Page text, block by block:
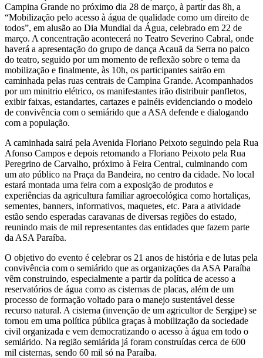
Campina Grande no próximo dia 28 de março, à partir das 8h, a
“Mobilização pelo acesso à água de qualidade como um direito de
todos”, em alusão ao Dia Mundial da Água, celebrado em 22 de
março. A concentração acontecerá no Teatro Severino Cabral, onde
haverá a apresentação do grupo de dança Acauã da Serra no palco
do teatro, seguido por um momento de reflexão sobre o tema da
mobilização e finalmente, às 10h, os participantes sairão em
caminhada pelas ruas centrais de Campina Grande. Acompanhados
por um minitrio elétrico, os manifestantes irão distribuir panfletos,
exibir faixas, estandartes, cartazes e painéis evidenciando o modelo
de convivência com o semiárido que a ASA defende e dialogando
com a população.
A caminhada sairá pela Avenida Floriano Peixoto seguindo pela Rua
Afonso Campos e depois retomando a Floriano Peixoto pela Rua
Peregrino de Carvalho, próximo à Feira Central, culminando com
um ato público na Praça da Bandeira, no centro da cidade. No local
estará montada uma feira com a exposição de produtos e
experiências da agricultura familiar agroecológica como hortaliças,
sementes, banners, informativos, maquetes, etc. Para a atividade
estão sendo esperadas caravanas de diversas regiões do estado,
reunindo mais de mil representantes das entidades que fazem parte
da ASA Paraíba.
O objetivo do evento é celebrar os 21 anos de história e de lutas pela
convivência com o semiárido que as organizações da ASA Paraíba
vêm construindo, especialmente a partir da política de acesso a
reservatórios de água como as cisternas de placas, além de um
processo de formação voltado para o manejo sustentável desse
recurso natural. A cisterna (invenção de um agricultor de Sergipe) se
tornou em uma política pública graças à mobilização da sociedade
civil organizada e vem democratizando o acesso à água em todo o
semiárido. Na região semiárida já foram construídas cerca de 600
mil cisternas, sendo 60 mil só na Paraíba.